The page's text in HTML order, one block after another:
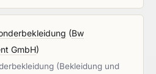
(Bw
GmbH)
(Bekleidung und